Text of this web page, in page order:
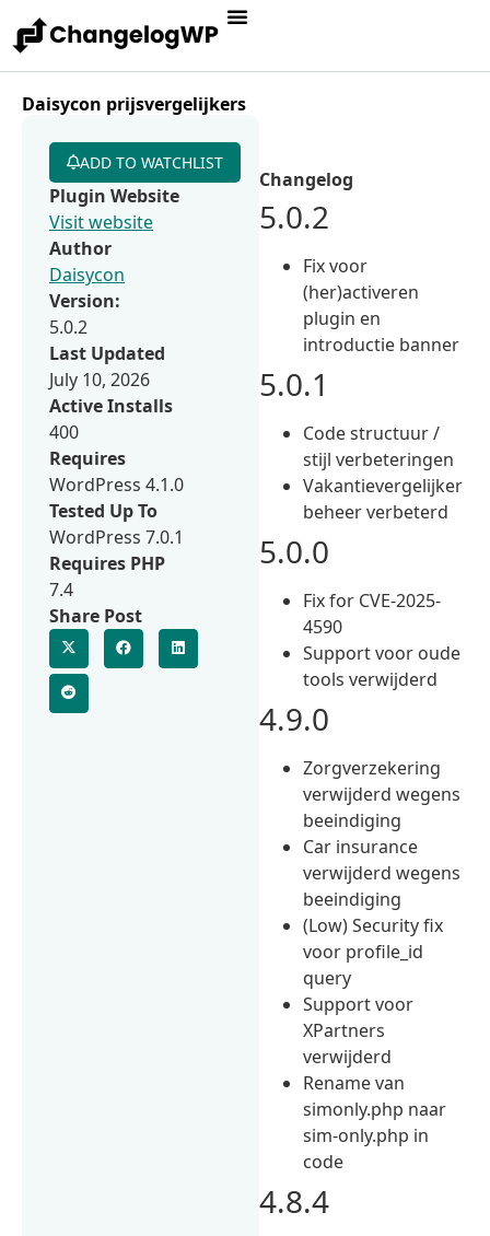
Daisycon prijsvergelijkers
Changelog
5.0.2
Fix voor
(her)activeren
plugin en
introductie banner
5.0.1
Code structuur /
stijl verbeteringen
Vakantievergelijker
beheer verbeterd
5.0.0
Fix for CVE-2025-
4590
Support voor oude
tools verwijderd
4.9.0
Zorgverzekering
verwijderd wegens
beeindiging
Car insurance
verwijderd wegens
beeindiging
(Low) Security fix
voor profile_id
query
Support voor
XPartners
verwijderd
Rename van
simonly.php naar
sim-only.php in
code
4.8.4
ADD TO WATCHLIST
Plugin Website
Visit website
Author
Daisycon
Version:
5.0.2
Last Updated
July 10, 2026
Active Installs
400
Requires
WordPress 4.1.0
Tested Up To
WordPress 7.0.1
Requires PHP
7.4
Share Post